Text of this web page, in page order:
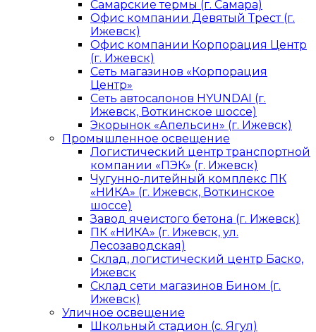
Самарские термы (г. Самара)
Офис компании Девятый Трест (г.
Ижевск)
Офис компании Корпорация Центр
(г. Ижевск)
Сеть магазинов «Корпорация
Центр»
Сеть автосалонов HYUNDAI (г.
Ижевск, Воткинское шоссе)
Экорынок «Апельсин» (г. Ижевск)
Промышленное освещение
Логистический центр транспортной
компании «ПЭК» (г. Ижевск)
Чугунно-литейный комплекс ПК
«НИКА» (г. Ижевск, Воткинское
шоссе)
Завод ячеистого бетона (г. Ижевск)
ПК «НИКА» (г. Ижевск, ул.
Лесозаводская)
Склад, логистический центр Баско,
Ижевск
Склад сети магазинов Бином (г.
Ижевск)
Уличное освещение
Школьный стадион (с. Ягул)